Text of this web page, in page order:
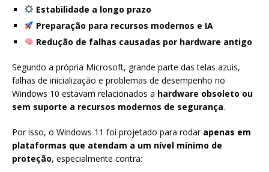
Estabilidade a longo prazo
Preparação para recursos modernos e IA
Redução de falhas causadas por hardware antigo
Segundo a própria Microsoft, grande parte das telas azuis,
falhas de inicialização e problemas de desempenho no
Windows 10 estavam relacionados a hardware obsoleto ou
sem suporte a recursos modernos de segurança.
Por isso, o Windows 11 foi projetado para rodar apenas em
plataformas que atendam a um nível mínimo de
proteção, especialmente contra: